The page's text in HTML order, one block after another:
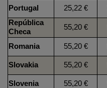
Portugal 25,22 €
República
Checa
55,20 €
Romania 55,20 €
Slovakia 55,20 €
Slovenia 55,20 €